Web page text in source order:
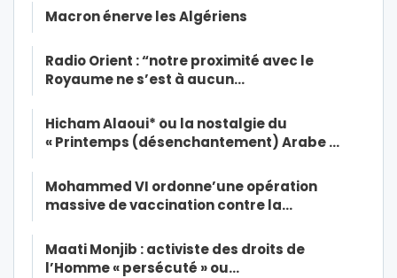
Macron énerve les Algériens
Radio Orient : “notre proximité avec le
Royaume ne s’est à aucun…
Hicham Alaoui* ou la nostalgie du
« Printemps (désenchantement) Arabe …
Mohammed VI ordonne’une opération
massive de vaccination contre la…
Maati Monjib : activiste des droits de
l’Homme « persécuté » ou…